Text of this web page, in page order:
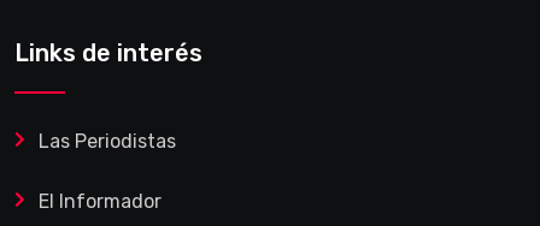
Links de interés
Las Periodistas
El Informador